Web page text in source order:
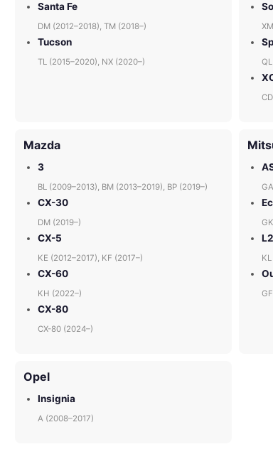
Santa Fe
DM (2012–2018), TM (2018–)
Tucson
TL (2015–2020), NX (2020–)
Mazda
3
BL (2009–2013), BM (2013–2019), BP (2019–)
CX-30
DM (2019–)
CX-5
KE (2012–2017), KF (2017–)
CX-60
KH (2022–)
CX-80
CX-80 (2024–)
Opel
Insignia
A (2008–2017)